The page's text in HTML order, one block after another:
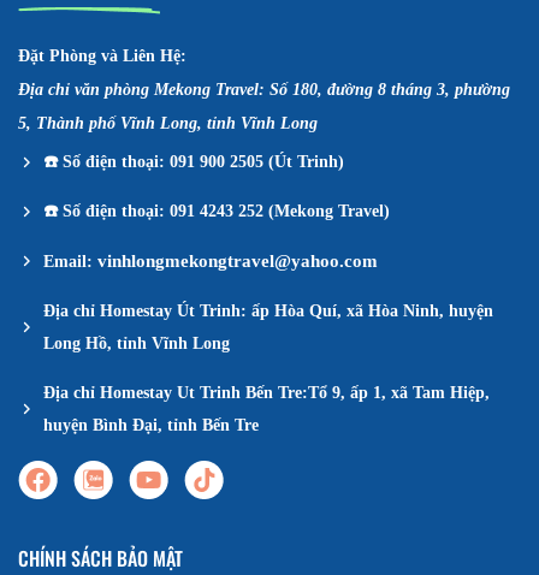
Đặt Phòng và Liên Hệ:
Địa chỉ văn phòng Mekong Travel: Số 180, đường 8 tháng 3, phường
5, Thành phố Vĩnh Long, tỉnh Vĩnh Long
☎️Số điện thoại: 091 900 2505 (Út Trinh)
☎️Số điện thoại: 091 4243 252 (Mekong Travel)
Email: vinhlongmekongtravel@yahoo.com
Địa chỉ Homestay Út Trinh: ấp Hòa Quí, xã Hòa Ninh, huyện
Long Hồ, tỉnh Vĩnh Long
Địa chỉ Homestay Ut Trinh Bến Tre:Tổ 9, ấp 1, xã Tam Hiệp,
huyện Bình Đại, tỉnh Bến Tre
CHÍNH SÁCH BẢO MẬT